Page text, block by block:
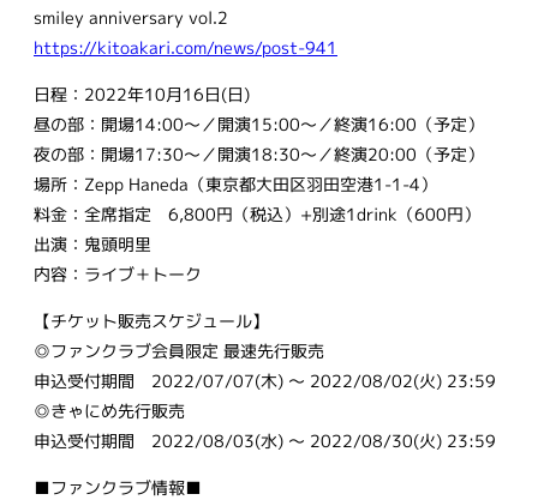
smiley anniversary vol.2
https://kitoakari.com/news/post-941
日程：2022年10月16日(日)
昼の部：開場14:00〜／開演15:00〜／終演16:00（予定）
夜の部：開場17:30〜／開演18:30〜／終演20:00（予定）
場所：Zepp Haneda（東京都大田区羽田空港1-1-4）
料金：全席指定 6,800円（税込）+別途1drink（600円）
出演：鬼頭明里
内容：ライブ＋トーク
【チケット販売スケジュール】
◎ファンクラブ会員限定 最速先行販売
申込受付期間 2022/07/07(木) ～ 2022/08/02(火) 23:59
◎きゃにめ先行販売
申込受付期間 2022/08/03(水) ～ 2022/08/30(火) 23:59
■ファンクラブ情報■